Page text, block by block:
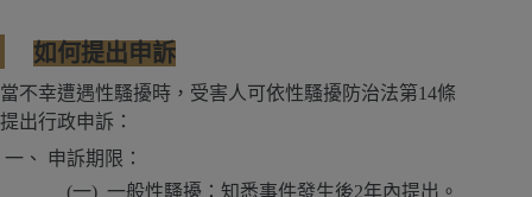
如何提出申訴
當不幸遭遇性騷擾時，受害人可依性騷擾防治法第14條
提出行政申訴：
申訴期限：
一般性騷擾：知悉事件發生後2年內提出。